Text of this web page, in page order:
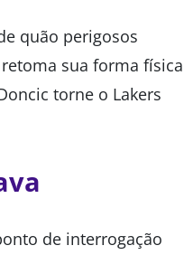
quão perigosos
sua forma física
torne o Lakers
de interrogação